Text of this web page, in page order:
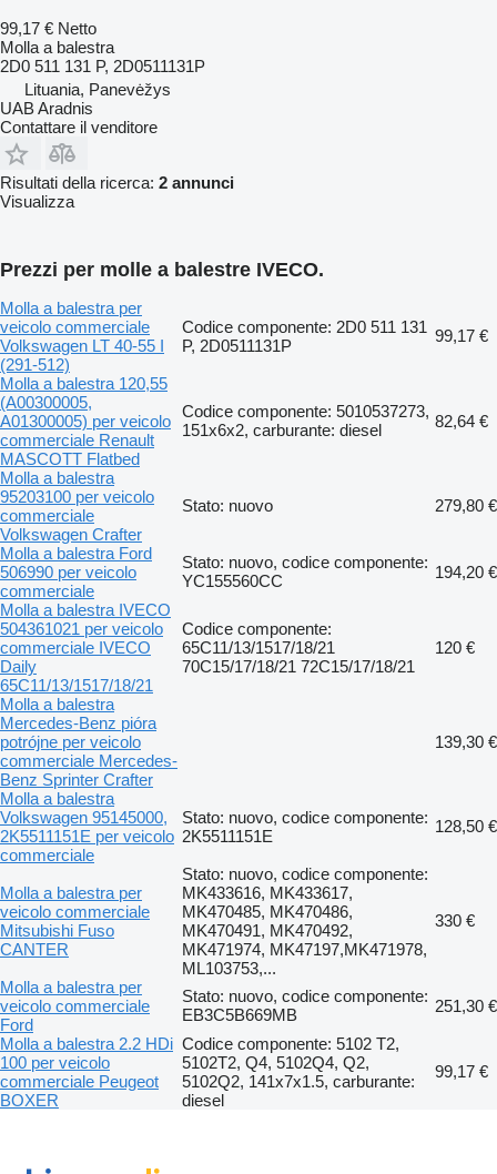
99,17 € Netto
Molla a balestra
2D0 511 131 P, 2D0511131P
Lituania, Panevėžys
UAB Aradnis
Contattare il venditore
Risultati della ricerca: 2 annunci
Visualizza
Prezzi per molle a balestre IVECO.
Molla a balestra per
veicolo commerciale
Volkswagen LT 40-55 I
(291-512)
Codice componente: 2D0 511 131
P, 2D0511131P
99,17 €
Molla a balestra 120,55
(A00300005,
A01300005) per veicolo
commerciale Renault
MASCOTT Flatbed
Codice componente: 5010537273,
151x6x2, carburante: diesel
82,64 €
Molla a balestra
95203100 per veicolo
commerciale
Volkswagen Crafter
Stato: nuovo 279,80 €
Molla a balestra Ford
506990 per veicolo
commerciale
Stato: nuovo, codice componente:
YC155560CC
194,20 €
Molla a balestra IVECO
504361021 per veicolo
commerciale IVECO
Daily
65C11/13/1517/18/21
Codice componente:
65C11/13/1517/18/21
70C15/17/18/21 72C15/17/18/21
120 €
Molla a balestra
Mercedes-Benz pióra
potrójne per veicolo
commerciale Mercedes-
Benz Sprinter Crafter
139,30 €
Molla a balestra
Volkswagen 95145000,
2K5511151E per veicolo
commerciale
Stato: nuovo, codice componente:
2K5511151E
128,50 €
Molla a balestra per
veicolo commerciale
Mitsubishi Fuso
CANTER
Stato: nuovo, codice componente:
MK433616, MK433617,
MK470485, MK470486,
MK470491, MK470492,
MK471974, MK47197,MK471978,
ML103753,...
330 €
Molla a balestra per
veicolo commerciale
Ford
Stato: nuovo, codice componente:
EB3C5B669MB
251,30 €
Molla a balestra 2.2 HDi
100 per veicolo
commerciale Peugeot
BOXER
Codice componente: 5102 T2,
5102T2, Q4, 5102Q4, Q2,
5102Q2, 141x7x1.5, carburante:
diesel
99,17 €